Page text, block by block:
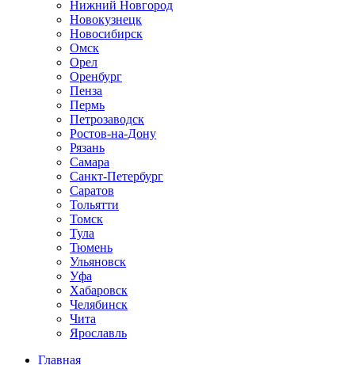
Нижний Новгород
Новокузнецк
Новосибирск
Омск
Орел
Оренбург
Пенза
Пермь
Петрозаводск
Ростов-на-Дону
Рязань
Самара
Санкт-Петербург
Саратов
Тольятти
Томск
Тула
Тюмень
Ульяновск
Уфа
Хабаровск
Челябинск
Чита
Ярославль
Главная